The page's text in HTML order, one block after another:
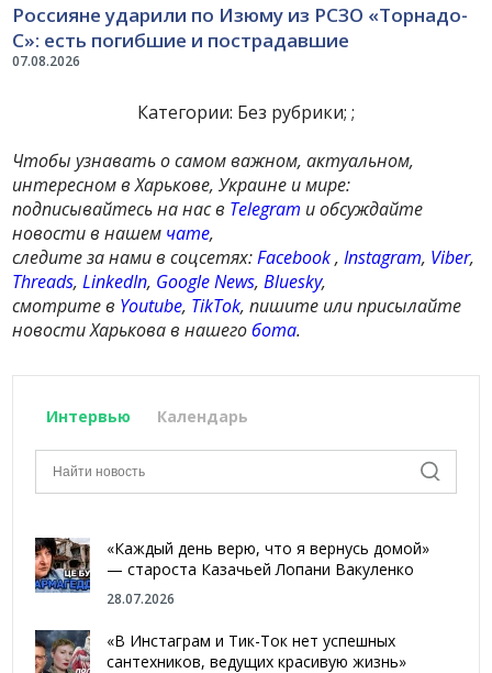
07.08.2026
Россияне ударили по Изюму из РСЗО «Торнадо-
С»: есть погибшие и пострадавшие
Категории: Без рубрики; ;
Чтобы узнавать о самом важном, актуальном,
интересном в Харькове, Украине и мире:
подписывайтесь на нас в Telegram и обсуждайте
новости в нашем чате,
следите за нами в соцсетях:Facebook,Instagram, Viber,
Threads,LinkedIn, Google News,Bluesky,
смотрите в Youtube, TikTok, пишите или присылайте
новости Харькова в нашегобота.
Интервью Календарь
«Каждый день верю, что я вернусь домой»
— староста Казачьей Лопани Вакуленко
28.07.2026
«В Инстаграм и Тик-Ток нет успешных
сантехников, ведущих красивую жизнь»